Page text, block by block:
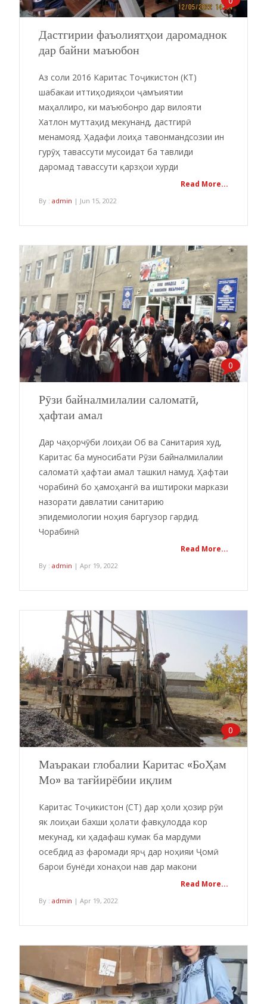
Дастгирии фаъолиятҳои даромаднок
дар байни маъюбон
Аз соли 2016 Каритас Тоҷикистон (КТ)
шабакаи иттиҳодияҳои ҷамъиятии
маҳаллиро, ки маъюбонро дар вилояти
Хатлон муттаҳид мекунанд, дастгирӣ
менамояд. Ҳадафи лоиҳа тавонмандсозии ин
гурӯҳ тавассути мусоидат ба тавлиди
даромад тавассути қарзҳои хурди
Read More...
By : admin | Jun 15, 2022
0
Рӯзи байналмилалии саломатӣ,
ҳафтаи амал
Дар чаҳорчӯби лоиҳаи Об ва Санитария худ,
Каритас ба муносибати Рӯзи байналмилалии
саломатӣ ҳафтаи амал ташкил намуд. Ҳафтаи
чорабинӣ бо ҳамоҳангӣ ва иштироки маркази
назорати давлатии санитарию
эпидемиологии ноҳия баргузор гардид.
Чорабинӣ
Read More...
By : admin | Apr 19, 2022
0
Маъракаи глобалии Каритас «БоҲам
Мо» ва тағйирёбии иқлим
Каритас Тоҷикистон (CT) дар ҳоли ҳозир рӯи
як лоиҳаи бахши ҳолати фавқулодда кор
мекунад, ки ҳадафаш кумак ба мардуми
осебдид аз фаромади ярҷ дар ноҳияи Ҷомӣ
барои бунёди хонаҳои нав дар макони
Read More...
By : admin | Apr 19, 2022